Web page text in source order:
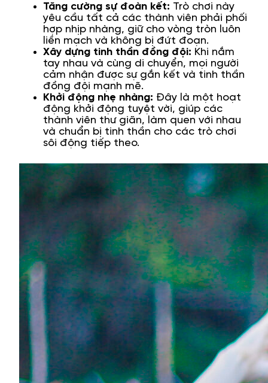
Tăng cường sự đoàn kết: Trò chơi này
yêu cầu tất cả các thành viên phải phối
hợp nhịp nhàng, giữ cho vòng tròn luôn
liền mạch và không bị đứt đoạn.
Xây dựng tinh thần đồng đội: Khi nắm
tay nhau và cùng di chuyển, mọi người
cảm nhận được sự gắn kết và tinh thần
đồng đội mạnh mẽ.
Khởi động nhẹ nhàng: Đây là một hoạt
động khởi động tuyệt vời, giúp các
thành viên thư giãn, làm quen với nhau
và chuẩn bị tinh thần cho các trò chơi
sôi động tiếp theo.